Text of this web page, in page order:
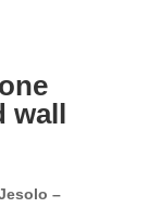
wall
–